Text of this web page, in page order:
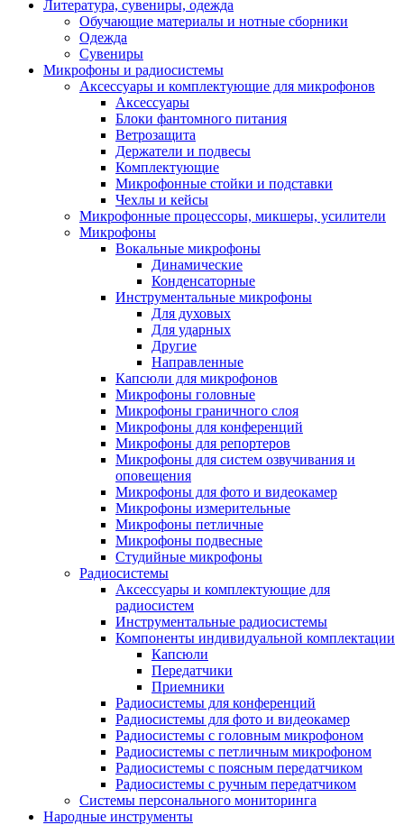
Литература, сувениры, одежда
Обучающие материалы и нотные сборники
Одежда
Сувениры
Микрофоны и радиосистемы
Аксессуары и комплектующие для микрофонов
Аксессуары
Блоки фантомного питания
Ветрозащита
Держатели и подвесы
Комплектующие
Микрофонные стойки и подставки
Чехлы и кейсы
Микрофонные процессоры, микшеры, усилители
Микрофоны
Вокальные микрофоны
Динамические
Конденсаторные
Инструментальные микрофоны
Для духовых
Для ударных
Другие
Направленные
Капсюли для микрофонов
Микрофоны головные
Микрофоны граничного слоя
Микрофоны для конференций
Микрофоны для репортеров
Микрофоны для систем озвучивания и
оповещения
Микрофоны для фото и видеокамер
Микрофоны измерительные
Микрофоны петличные
Микрофоны подвесные
Студийные микрофоны
Радиосистемы
Аксессуары и комплектующие для
радиосистем
Инструментальные радиосистемы
Компоненты индивидуальной комплектации
Капсюли
Передатчики
Приемники
Радиосистемы для конференций
Радиосистемы для фото и видеокамер
Радиосистемы с головным микрофоном
Радиосистемы с петличным микрофоном
Радиосистемы с поясным передатчиком
Радиосистемы с ручным передатчиком
Системы персонального мониторинга
Народные инструменты